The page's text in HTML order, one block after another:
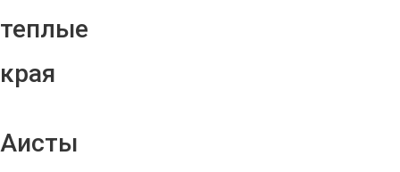
теплые
края
Аисты